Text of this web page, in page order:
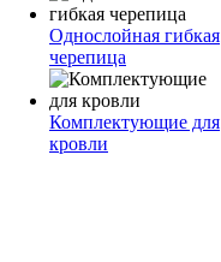
Однослойная гибкая
черепица
Комплектующие для
кровли